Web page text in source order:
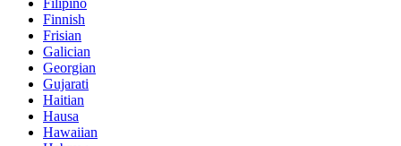
Finnish
Frisian
Galician
Georgian
Gujarati
Haitian
Hausa
Hawaiian